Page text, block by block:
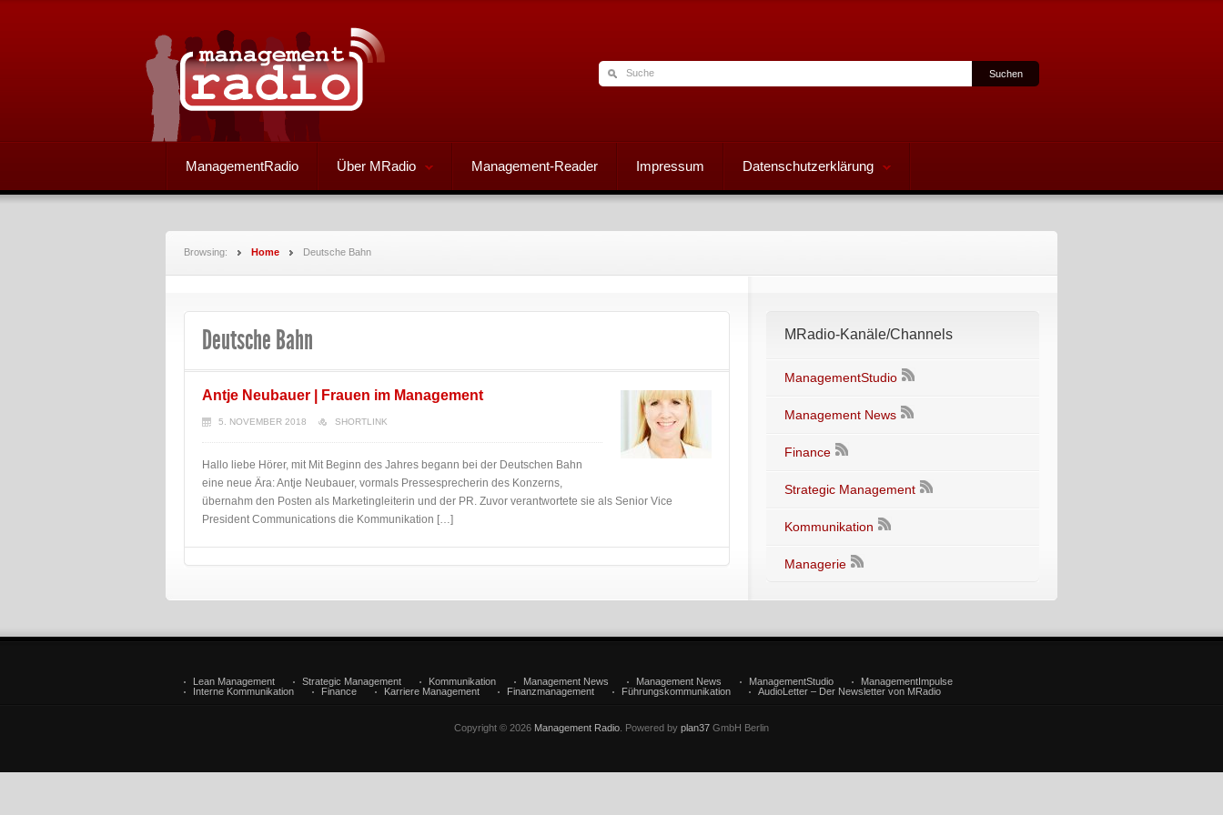
ManagementRadio Über MRadio Management-Reader Impressum Datenschutzerklärung
Browsing: Home Deutsche Bahn
Deutsche Bahn
Antje Neubauer | Frauen im Management
5. NOVEMBER 2018 SHORTLINK
Hallo liebe Hörer, mit Mit Beginn des Jahres begann bei der Deutschen Bahn
eine neue Ära: Antje Neubauer, vormals Pressesprecherin des Konzerns,
übernahm den Posten als Marketingleiterin und der PR. Zuvor verantwortete sie als Senior Vice
President Communications die Kommunikation […]
MRadio-Kanäle/Channels
ManagementStudio
Management News
Finance
Strategic Management
Kommunikation
Managerie
Lean Management Strategic Management Kommunikation Management News Management News ManagementStudio
ManagementImpulse
Interne Kommunikation
Finance Karriere Management Finanzmanagement Führungskommunikation AudioLetter – Der Newsletter von MRadio
Copyright © 2026 Management Radio . Powered by plan37 GmbH Berlin